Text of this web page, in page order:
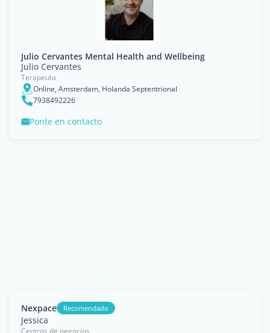
Julio Cervantes Mental Health and Wellbeing
Julio Cervantes
Terapeuta
Online, Amsterdam, Holanda Septentrional
7938492226
Ponte en contacto
Nexpace Recomendado
Jessica
Centros de negocios